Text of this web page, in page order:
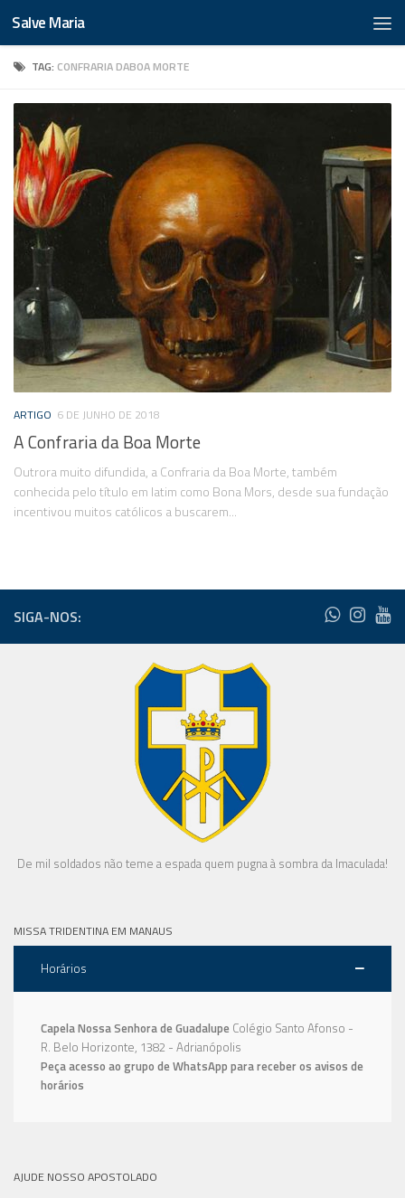
Salve Maria
TAG: CONFRARIA DABOA MORTE
ARTIGO 6 DE JUNHO DE 2018
A Confraria da Boa Morte
Outrora muito difundida, a Confraria da Boa Morte, também
conhecida pelo título em latim como Bona Mors, desde sua fundação
incentivou muitos católicos a buscarem...
SIGA-NOS:
De mil soldados não teme a espada quem pugna à sombra da Imaculada!
MISSA TRIDENTINA EM MANAUS
Horários
Capela Nossa Senhora de Guadalupe Colégio Santo Afonso -
R. Belo Horizonte, 1382 - Adrianópolis
Peça acesso ao grupo de WhatsApp para receber os avisos de
horários
AJUDE NOSSO APOSTOLADO